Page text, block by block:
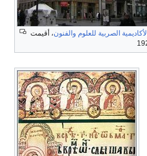
الأكاديمية الصربية للعلوم والفنون، أقيمت